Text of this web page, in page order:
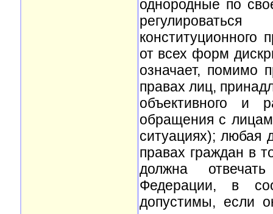
однородные по
конституционного
от всех форм
означает, помимо
правах лиц,
объективного и
обращения с
ситуациях); любая
правах граждан в
должна
Федерации, в
допустимы, если